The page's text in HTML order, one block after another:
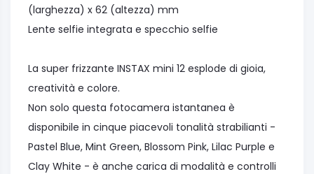
(larghezza) x 62 (altezza) mm
Lente selfie integrata e specchio selfie
La super frizzante INSTAX mini 12 esplode di gioia,
creatività e colore.
Non solo questa fotocamera istantanea è
disponibile in cinque piacevoli tonalità strabilianti -
Pastel Blue, Mint Green, Blossom Pink, Lilac Purple e
Clay White - è anche carica di modalità e controlli